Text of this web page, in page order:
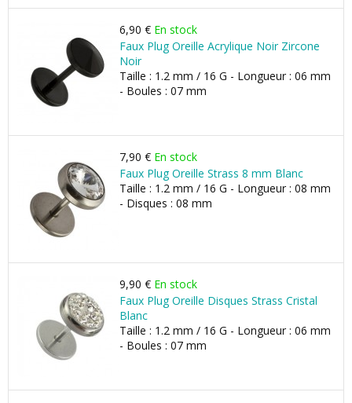
6,90 € En stock
Faux Plug Oreille Acrylique Noir Zircone
Noir
Taille : 1.2 mm / 16 G - Longueur : 06 mm
- Boules : 07 mm
7,90 € En stock
Faux Plug Oreille Strass 8 mm Blanc
Taille : 1.2 mm / 16 G - Longueur : 08 mm
- Disques : 08 mm
9,90 € En stock
Faux Plug Oreille Disques Strass Cristal
Blanc
Taille : 1.2 mm / 16 G - Longueur : 06 mm
- Boules : 07 mm